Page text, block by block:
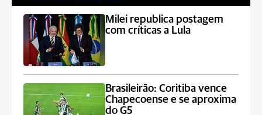
Milei republica postagem
com críticas a Lula
Brasileirão: Coritiba vence
Chapecoense e se aproxima
do G5